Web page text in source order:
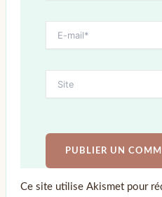
Ce site utilise Akismet pour